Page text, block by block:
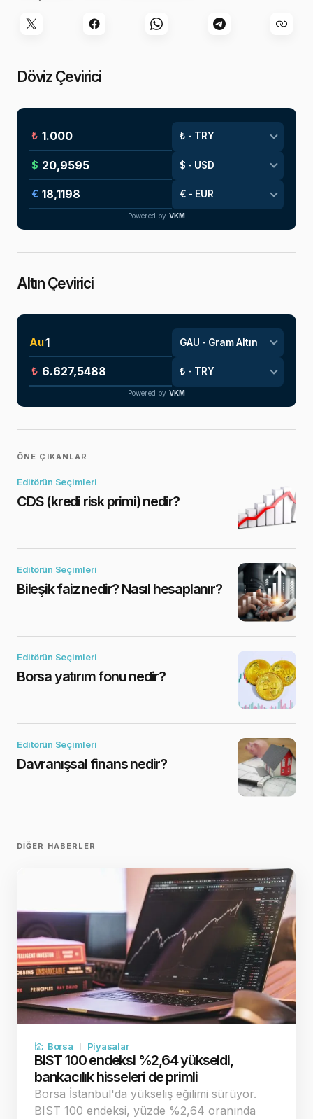
Döviz Çevirici
₺
$
€
Powered by VKM
Altın Çevirici
Au
₺
Powered by VKM
ÖNE ÇIKANLAR
Editörün Seçimleri
CDS (kredi risk primi) nedir?
Editörün Seçimleri
Bileşik faiz nedir? Nasıl hesaplanır?
Editörün Seçimleri
Borsa yatırım fonu nedir?
Editörün Seçimleri
Davranışsal finans nedir?
DIĞER HABERLER
Borsa Piyasalar
BIST 100 endeksi %2,64 yükseldi,
bankacılık hisseleri de primli
Borsa İstanbul'da yükseliş eğilimi sürüyor.
BIST 100 endeksi, yüzde %2,64 oranında